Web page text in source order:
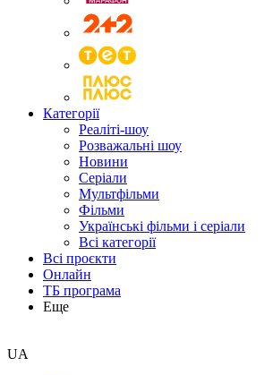
Категорії
Реаліті-шоу
Розважальні шоу
Новини
Серіали
Мультфільми
Фільми
Українські фільми і серіали
Всі категорії
Всі проєкти
Онлайн
ТБ програма
Еще
UA